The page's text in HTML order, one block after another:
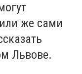
же сами
Львове.